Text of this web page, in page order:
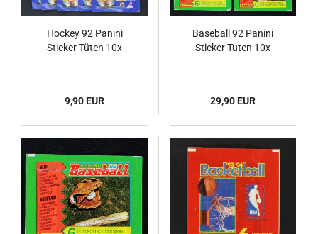
Hockey 92 Panini
Sticker Tüten 10x
9,90 EUR
Baseball 92 Panini
Sticker Tüten 10x
29,90 EUR